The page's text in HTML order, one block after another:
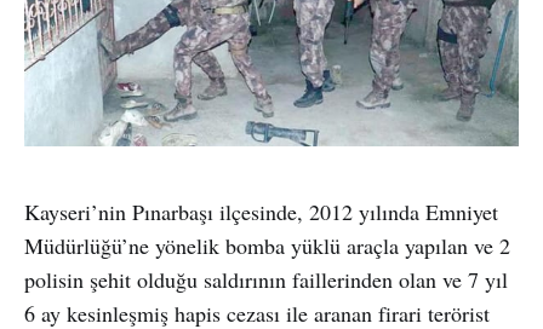
Kayseri’nin Pınarbaşı ilçesinde, 2012 yılında Emniyet
Müdürlüğü’ne yönelik bomba yüklü araçla yapılan ve 2
polisin şehit olduğu saldırının faillerinden olan ve 7 yıl
6 ay kesinleşmiş hapis cezası ile aranan firari terörist